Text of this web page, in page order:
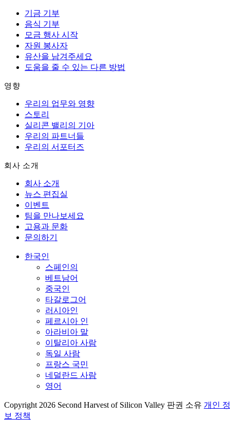
기금 기부
음식 기부
모금 행사 시작
자원 봉사자
유산을 남겨주세요
도움을 줄 수 있는 다른 방법
영향
우리의 업무와 영향
스토리
실리콘 밸리의 기아
우리의 파트너들
우리의 서포터즈
회사 소개
회사 소개
뉴스 편집실
이벤트
팀을 만나보세요
고용과 문화
문의하기
한국인
스페인의
베트남어
중국인
타갈로그어
러시아인
페르시아 인
아라비아 말
이탈리아 사람
독일 사람
프랑스 국민
네덜란드 사람
영어
Copyright 2026 Second Harvest of Silicon Valley 판권 소유 개인 정
보 정책